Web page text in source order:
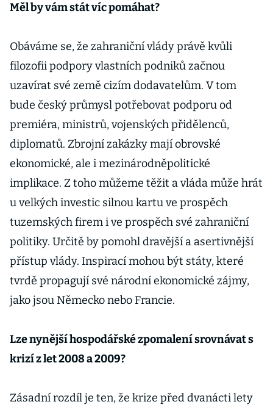
Měl by vám stát víc pomáhat?
Obáváme se, že zahraniční vlády právě kvůli
filozofii podpory vlastních podniků začnou
uzavírat své země cizím dodavatelům. V tom
bude český průmysl potřebovat podporu od
premiéra, ministrů, vojenských přidělenců,
diplomatů. Zbrojní zakázky mají obrovské
ekonomické, ale i mezinárodněpolitické
implikace. Z toho můžeme těžit a vláda může hrát
u velkých investic silnou kartu ve prospěch
tuzemských firem i ve prospěch své zahraniční
politiky. Určitě by pomohl dravější a asertivnější
přístup vlády. Inspirací mohou být státy, které
tvrdě propagují své národní ekonomické zájmy,
jako jsou Německo nebo Francie.
Lze nynější hospodářské zpomalení srovnávat s
krizí z let 2008 a 2009?
Zásadní rozdíl je ten, že krize před dvanácti lety